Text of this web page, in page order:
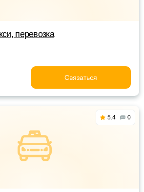
перевозка
Связаться
5.4 0